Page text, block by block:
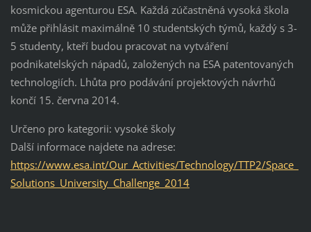
kosmickou agenturou ESA. Každá zúčastněná vysoká škola
může přihlásit maximálně 10 studentských týmů, každý s 3-
5 studenty, kteří budou pracovat na vytváření
podnikatelských nápadů, založených na ESA patentovaných
technologiích. Lhůta pro podávání projektových návrhů
končí 15. června 2014.
Určeno pro kategorii: vysoké školy
Další informace najdete na adrese:
https://www.esa.int/Our_Activities/Technology/TTP2/Space_
Solutions_University_Challenge_2014